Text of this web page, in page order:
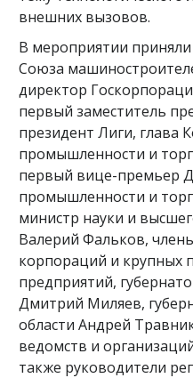
внешних вызовов.
В мероприятии приняли
Союза
директор
первый заместитель
президент Лиги, глава
промышленности и
первый вице-премьер
промышленности и
министр науки и
Валерий Фальков,
корпораций и
предприятий,
Дмитрий Миляев,
области Андрей
ведомств и
также руководители